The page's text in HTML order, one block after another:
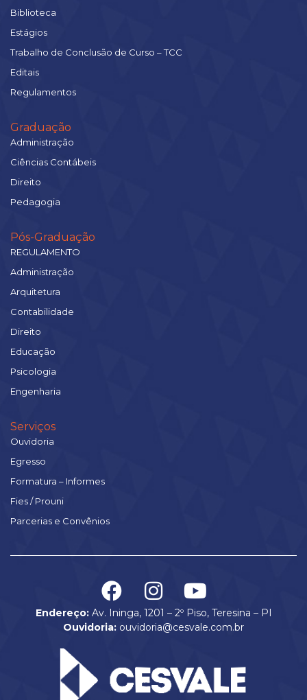
Biblioteca
Estágios
Trabalho de Conclusão de Curso – TCC
Editais
Regulamentos
Graduação
Administração
Ciências Contábeis
Direito
Pedagogia
Pós-Graduação
REGULAMENTO
Administração
Arquitetura
Contabilidade
Direito
Educação
Psicologia
Engenharia
Serviços
Ouvidoria
Egresso
Formatura – Informes
Fies / Prouni
Parcerias e Convênios
Endereço:Av. Ininga, 1201 – 2º Piso, Teresina – PI
Ouvidoria: ouvidoria@cesvale.com.br